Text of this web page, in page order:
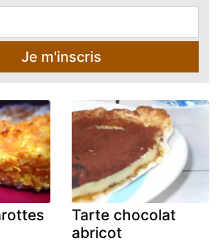
Je m'inscris
Tarte chocolat
abricot